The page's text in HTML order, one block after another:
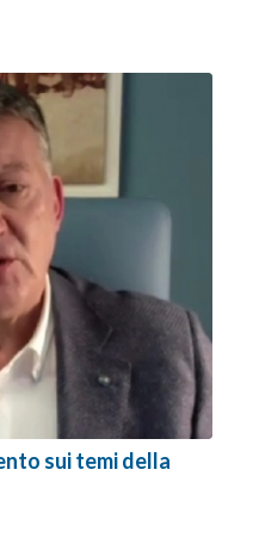
sui temi della